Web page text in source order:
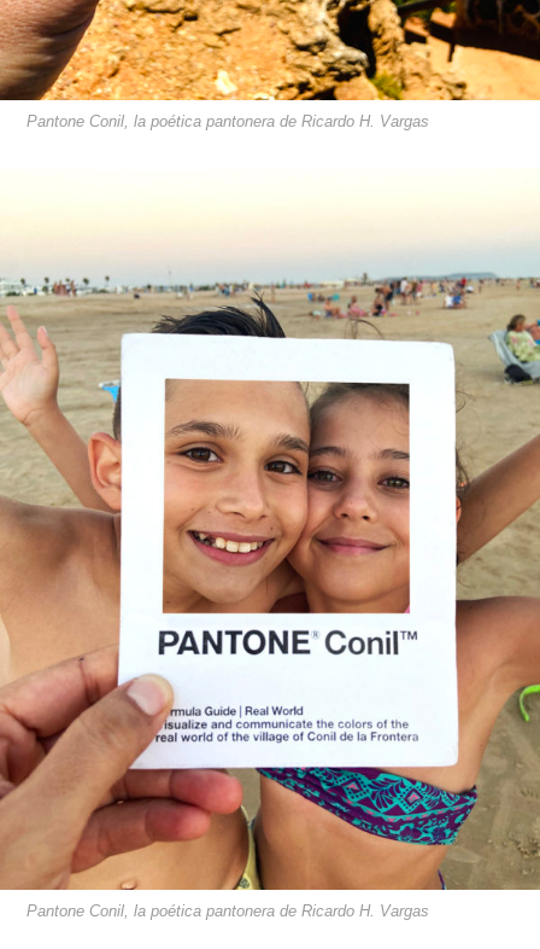
Pantone Conil, la poética pantonera de Ricardo H. Vargas
Pantone Conil, la poética pantonera de Ricardo H. Vargas